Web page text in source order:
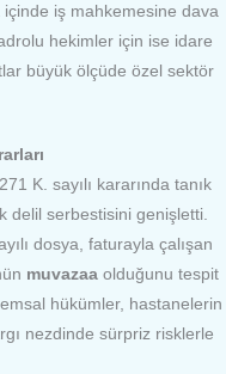
iş mahkemesine dava
hekimler için ise idare
büyük ölçüde özel sektör
K. sayılı kararında tanık
delil serbestisini genişletti.
dosya, faturayla çalışan
muvazaa olduğunu tespit
hükümler, hastanelerin
nezdinde sürpriz risklerle